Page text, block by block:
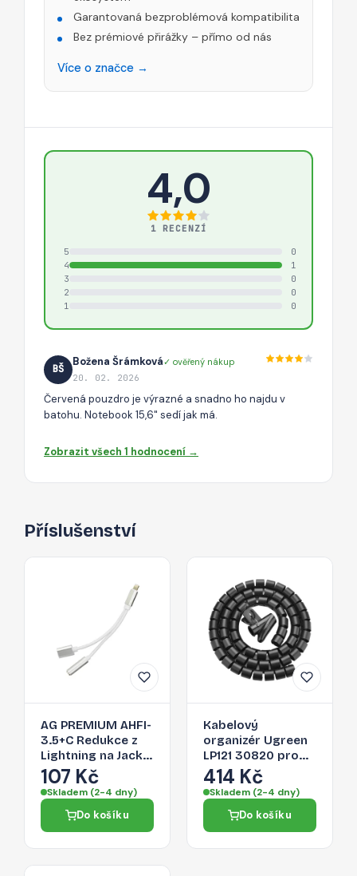
Garantovaná bezproblémová kompatibilita
Bez prémiové přirážky – přímo od nás
Více o značce →
4,0
1 RECENZÍ
5
0
4
1
3
0
2
0
1
0
BŠ
Božena Šrámková✓ ověřený nákup
20. 02. 2026
Červená pouzdro je výrazné a snadno ho najdu v
batohu. Notebook 15,6" sedí jak má.
Zobrazit všech 1 hodnocení →
Příslušenství
AG PREMIUM AHFI-
3.5+C Redukce z
Lightning na Jack
3,5/Lightning,
stříbrná
107 Kč
Skladem (2-4 dny)
Do košíku
Kabelový
organizér Ugreen
LP121 30820 pro
kabely - černá
414 Kč
Skladem (2-4 dny)
Do košíku